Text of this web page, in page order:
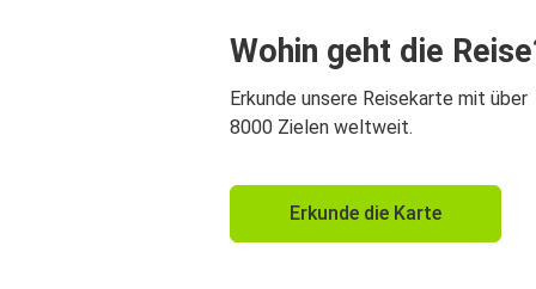
Wohin geht die
Erkunde unsere Reisekarte mit über
8000 Zielen weltweit.
Erkunde die Karte